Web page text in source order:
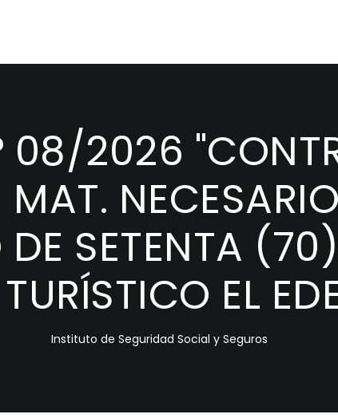
08/2026
DE SETENTA
EL
Instituto de Seguridad Social y Seguros